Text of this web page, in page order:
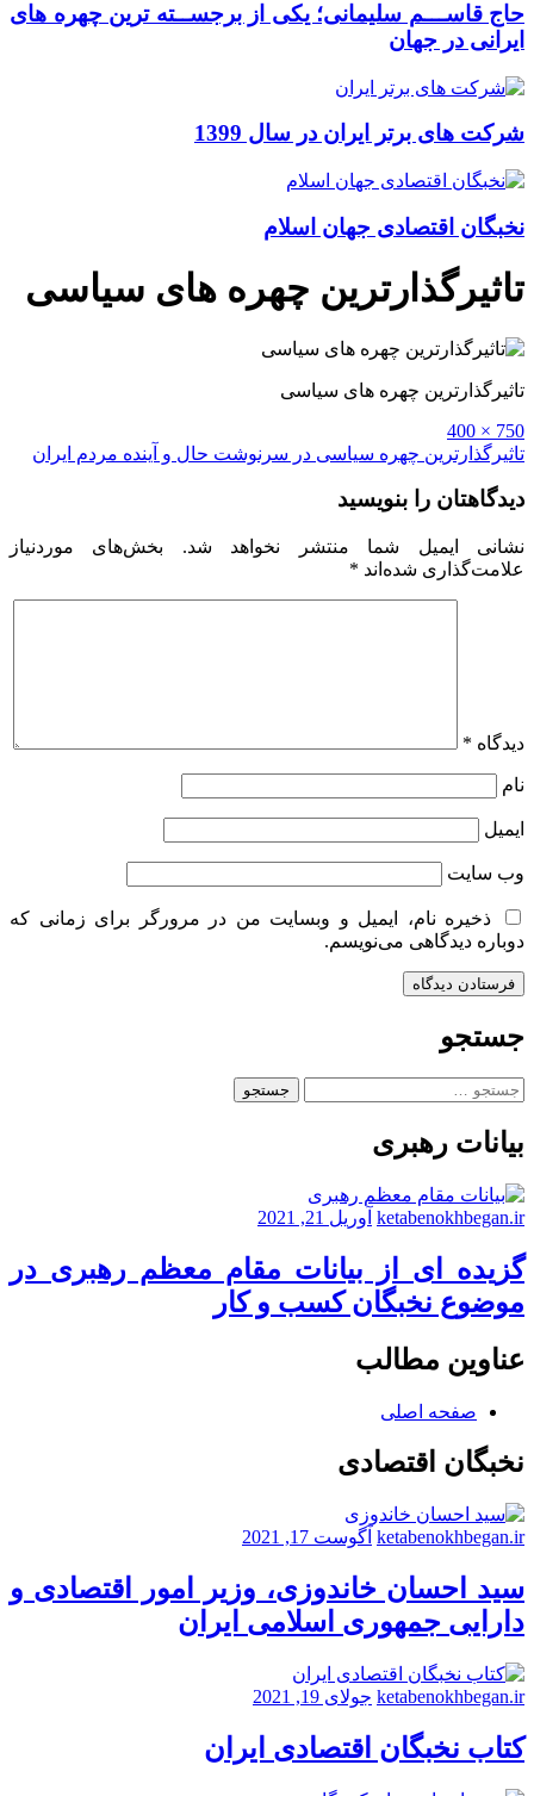
حاج قاســـم سلیمانی؛ یکی از برجســته ترین چهره های
ایرانی در جهان
شرکت های برتر ایران در سال 1399
نخبگان اقتصادی جهان اسلام
تاثیرگذارترین چهره های سیاسی
تاثیرگذارترین چهره های سیاسی
Full
size
750 × 400
راهبری
نوشته
تاثیرگذارترین چهره سیاسی در سرنوشت حال و آینده مردم ایران
دیدگاهتان را بنویسید
نشانی ایمیل شما منتشر نخواهد شد.
بخش‌های موردنیاز
علامت‌گذاری شده‌اند *
دیدگاه *
نام
ایمیل
وب‌ سایت
ذخیره نام، ایمیل و وبسایت من در مرورگر برای زمانی که
دوباره دیدگاهی می‌نویسم.
جستجو
جستجو
بیانات رهبری
ketabenokhbegan.ir آوریل 21, 2021
گزیده ای از بیانات مقام معظم رهبری در
موضوع نخبگان کسب و کار
عناوین مطالب
صفحه اصلی
نخبگان اقتصادی
ketabenokhbegan.ir آگوست 17, 2021
سید احسان خاندوزی، وزیر امور اقتصادی و
دارایی جمهوری اسلامی ایران
ketabenokhbegan.ir جولای 19, 2021
کتاب نخبگان اقتصادی ایران